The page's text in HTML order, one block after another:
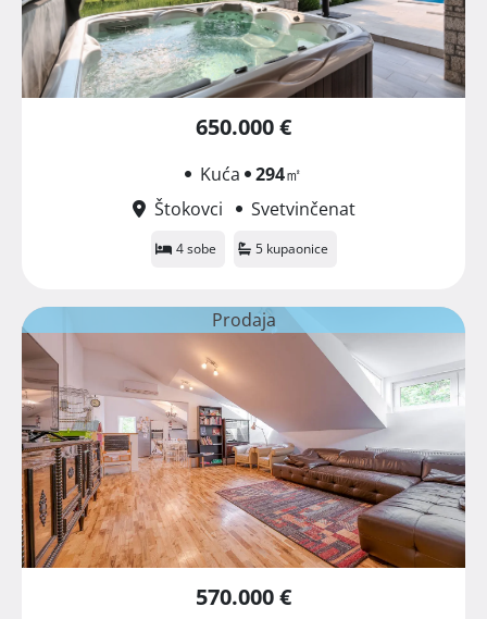
650.000 €
Kuća 294㎡
Štokovci
Svetvinčenat
4 sobe 5 kupaonice
Prodaja
570.000 €